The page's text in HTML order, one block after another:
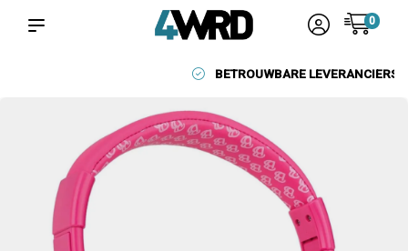
0
BETROUWBARE LEVERANCIERS